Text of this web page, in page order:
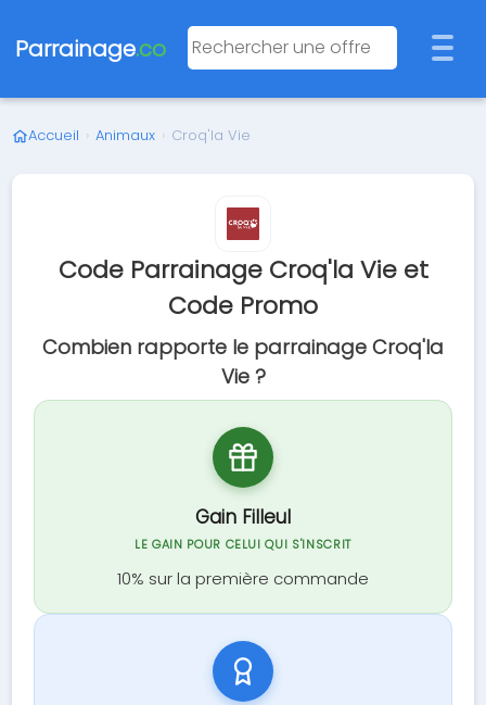
Parrainage.co
Accueil › Animaux › Croq'la Vie
Code Parrainage Croq'la Vie et
Code Promo
Combien rapporte le parrainage Croq'la
Vie ?
Gain Filleul
LE GAIN POUR CELUI QUI S'INSCRIT
10% sur la première commande